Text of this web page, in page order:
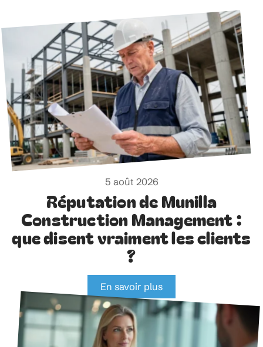
5 août 2026
Réputation de Munilla
Construction Management :
que disent vraiment les clients
?
En savoir plus